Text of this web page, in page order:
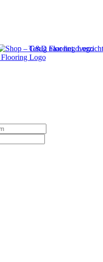
Terug naar het overzicht